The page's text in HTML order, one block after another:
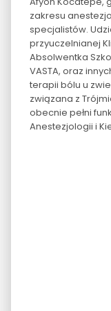
zakresu
specjalistów.
przyuczelnianej
Absolwentka
VASTA, oraz
terapii bólu u
związana z
obecnie pełni
Anestezjologii i